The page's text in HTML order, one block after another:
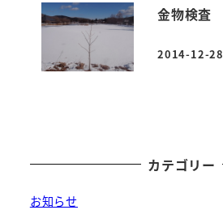
金物検査
投稿日
2014-12-28
カテゴリー
お知らせ